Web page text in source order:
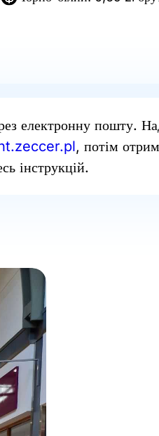
електронну пошту.
, потім
інструкцій.